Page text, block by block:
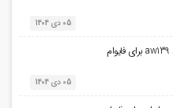
05 دی 1404
05 دی 1404